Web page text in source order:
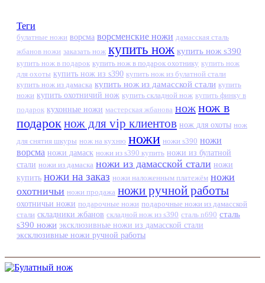
Теги
булатные ножи ворсма ворсменские ножи дамасская сталь
жбанов ножи заказать нож купить нож купить нож s390
купить нож в подарок купить нож в подарок охотнику купить нож
для охоты купить нож из s390 купить нож из булатной стали
купить нож из дамаска купить нож из дамасской стали купить
ножи купить охотничий нож купить складной нож купить финку в
подарок кухонные ножи мастерская жбанова ножнож в
подарокнож для vip клиентов нож для охоты нож
для снятия шкуры нож на кухню ножи ножи s390 ножи
ворсма ножи дамаск ножи из s390 купить ножи из булатной
стали ножи из дамаска ножи из дамасской стали ножи
купить ножи на заказ ножи наложенным платежём ножи
охотничьи ножи продажа ножи ручной работы
охотничьи ножи подарочные ножи подарочные ножи из дамасской
стали складники жбанов складной нож из s390 сталь n690 сталь
s390 ножи эксклюзивные ножи из дамасской стали
эксклюзивные ножи ручной работы